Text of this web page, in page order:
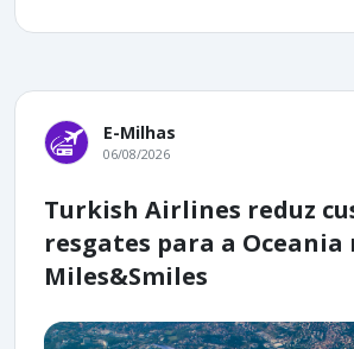
E-Milhas
06/08/2026
Turkish Airlines reduz
resgates para a Oceania
Miles&Smiles